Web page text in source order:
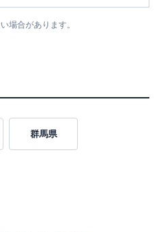
場合があります。
群馬県